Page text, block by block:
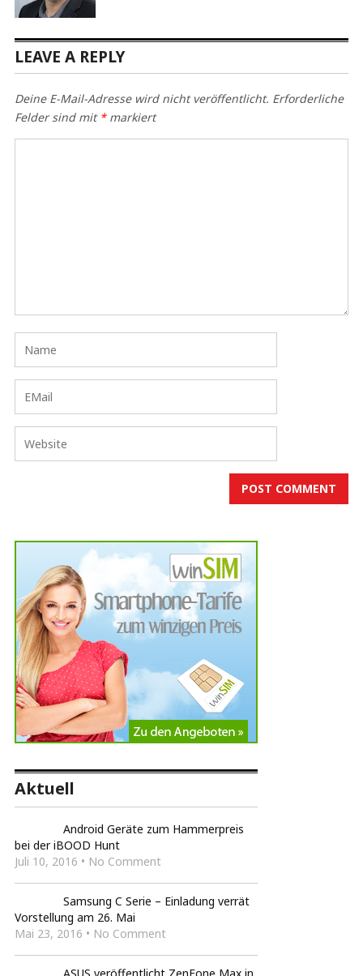
LEAVE A REPLY
Deine E-Mail-Adresse wird nicht veröffentlicht. Erforderliche
Felder sind mit *markiert
Aktuell
Android Geräte zum Hammerpreis
bei der iBOOD Hunt
Juli 10, 2016 • No Comment
Samsung C Serie – Einladung verrät
Vorstellung am 26. Mai
Mai 23, 2016 • No Comment